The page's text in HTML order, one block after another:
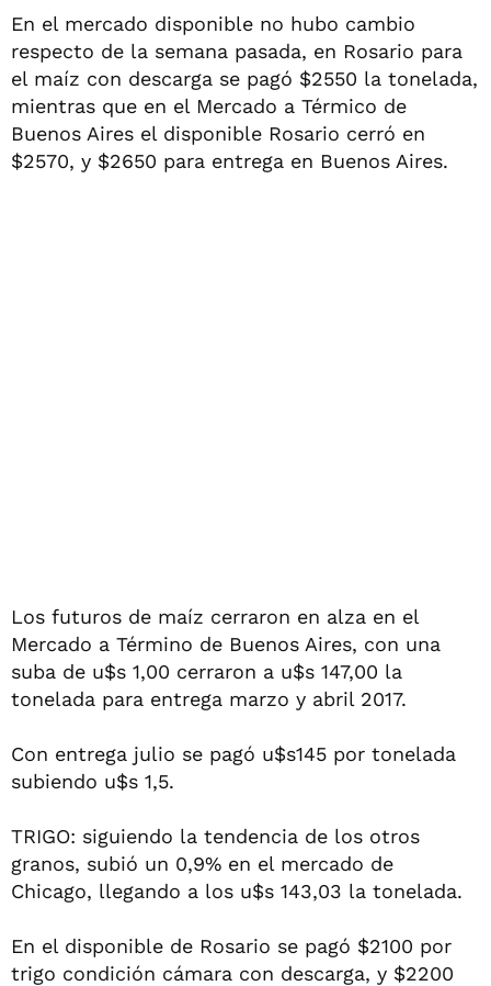
En el mercado disponible no hubo cambio
respecto de la semana pasada, en Rosario para
el maíz con descarga se pagó $2550 la tonelada,
mientras que en el Mercado a Térmico de
Buenos Aires el disponible Rosario cerró en
$2570, y $2650 para entrega en Buenos Aires.
Los futuros de maíz cerraron en alza en el
Mercado a Término de Buenos Aires, con una
suba de u$s 1,00 cerraron a u$s 147,00 la
tonelada para entrega marzo y abril 2017.
Con entrega julio se pagó u$s145 por tonelada
subiendo u$s 1,5.
TRIGO: siguiendo la tendencia de los otros
granos, subió un 0,9% en el mercado de
Chicago, llegando a los u$s 143,03 la tonelada.
En el disponible de Rosario se pagó $2100 por
trigo condición cámara con descarga, y $2200